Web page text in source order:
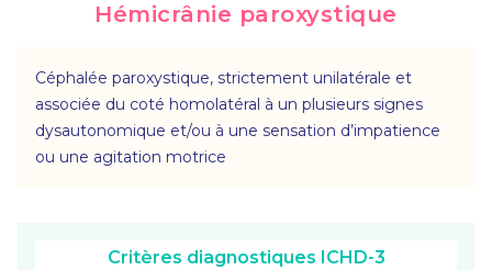
Hémicrânie paroxystique
Céphalée paroxystique, strictement unilatérale et
associée du coté homolatéral à un plusieurs signes
dysautonomique et/ou à une sensation d’impatience
ou une agitation motrice
Critères diagnostiques ICHD-3